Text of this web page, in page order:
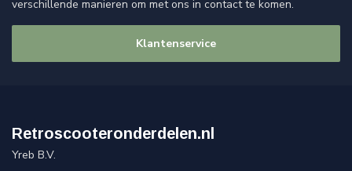
verschillende manieren om met ons in contact te komen.
Klantenservice
Retroscooteronderdelen.nl
Yreb B.V.